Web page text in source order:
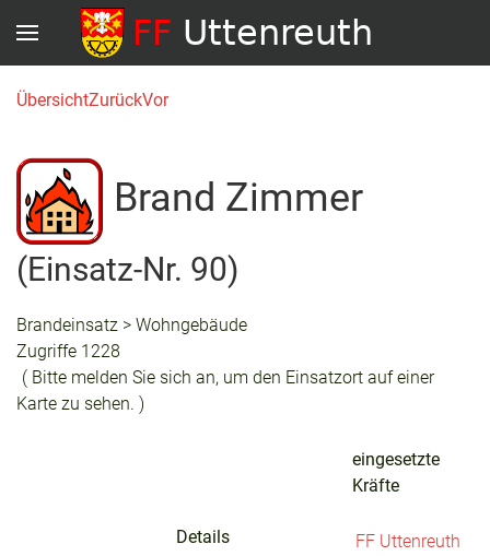
ÜbersichtZurückVor
Brand Zimmer
(Einsatz-Nr. 90)
Brandeinsatz > Wohngebäude
Zugriffe 1228
( Bitte melden Sie sich an, um den Einsatzort auf einer
Karte zu sehen. )
Details
eingesetzte
Kräfte
FF Uttenreuth